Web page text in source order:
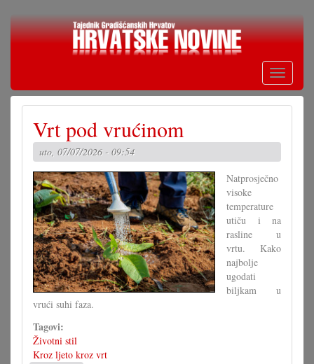
Skoči
Toggle
Vrt pod vrućinom
uto, 07/07/2026 - 09:54
Natprosječno
visoke
temperature
utiču i na
rasline u
vrtu. Kako
najbolje
ugodati
biljkam u
vrući suhi faza.
Tagovi:
Životni stil
Kroz ljeto kroz vrt